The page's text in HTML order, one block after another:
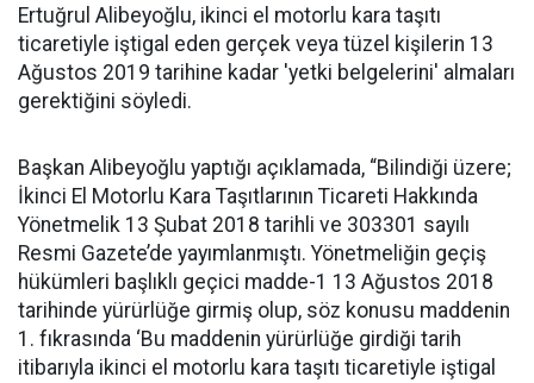
Ertuğrul Alibeyoğlu, ikinci el motorlu kara taşıtı
ticaretiyle iştigal eden gerçek veya tüzel kişilerin 13
Ağustos 2019 tarihine kadar 'yetki belgelerini' almaları
gerektiğini söyledi.
Başkan Alibeyoğlu yaptığı açıklamada, “Bilindiği üzere;
İkinci El Motorlu Kara Taşıtlarının Ticareti Hakkında
Yönetmelik 13 Şubat 2018 tarihli ve 303301 sayılı
Resmi Gazete’de yayımlanmıştı. Yönetmeliğin geçiş
hükümleri başlıklı geçici madde-1 13 Ağustos 2018
tarihinde yürürlüğe girmiş olup, söz konusu maddenin
1. fıkrasında ‘Bu maddenin yürürlüğe girdiği tarih
itibarıyla ikinci el motorlu kara taşıtı ticaretiyle iştigal